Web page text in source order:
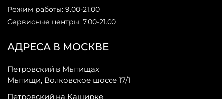
АДРЕСА В МОСКВЕ
Петровский в Мытищах
Мытищи, Волковское шоссе 17/1
Петровский на Каширке
Режим работы: 9.00-21.00
Сервисные центры: 7.00-21.00